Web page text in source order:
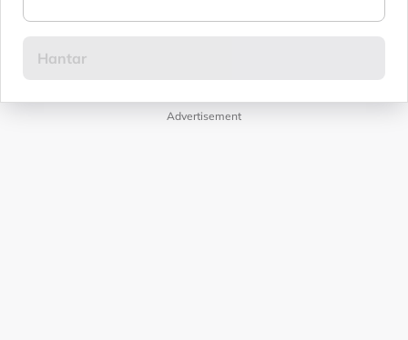
Advertisement